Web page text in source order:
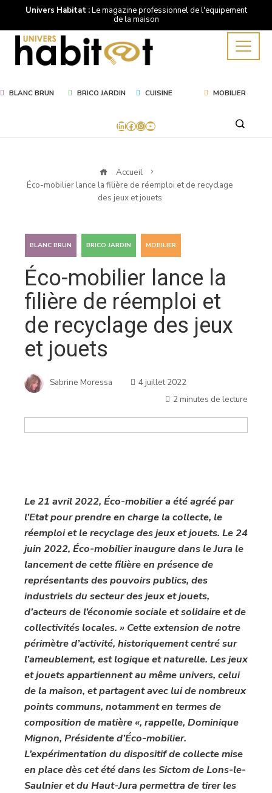
Univers Habitat :Le magazine professionnel de l'equipement
de la maison
BLANC BRUN BRICO JARDIN CUISINE MOBILIER
LinkedIn
Facebook
Instagram
YouTube
Accueil
Éco-mobilier lance la filière de réemploi et de recyclage
des jeux et jouets
BLANC BRUN BRICO JARDIN MOBILIER
Éco-mobilier lance la
filière de réemploi et
de recyclage des jeux
et jouets
Sabrine Moressa
4 juillet 2022
2 minutes de lecture
Le 21 avril 2022, Éco-mobilier a été agréé par
l’Etat pour prendre en charge la collecte, le
réemploi et le recyclage des jeux et jouets. Le 24
juin 2022, Éco-mobilier inaugure dans le Jura le
lancement de cette filière en présence de
représentants des pouvoirs publics, des
industriels du secteur des jeux et jouets,
d’acteurs de l’économie sociale et solidaire et de
collectivités locales. » Cette extension de notre
périmètre d’activité, historiquement centré sur
l’ameublement, est logique et naturelle. Les jeux
et jouets appartiennent au même univers, celui
de la maison, et partagent avec lui de nombreux
points communs, notamment en termes de
composition de matière «, rappelle, Dominique
Mignon, Présidente d’Éco-mobilier.
L’expérimentation du dispositif de collecte mise
en place dès cet été dans les Sictom de Lons-le-
Saulnier et du Haut-Jura permettra de tirer les